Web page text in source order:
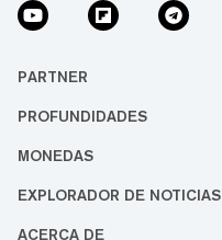
PARTNER
PROFUNDIDADES
MONEDAS
EXPLORADOR DE NOTICIAS
ACERCA DE